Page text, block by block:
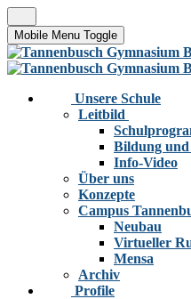
Mobile Menu Toggle
Unsere Schule
Leitbild
Bildung und
Info-Video
Über uns
Konzepte
Campus
Neubau
Virtueller
Mensa
Archiv
Profile